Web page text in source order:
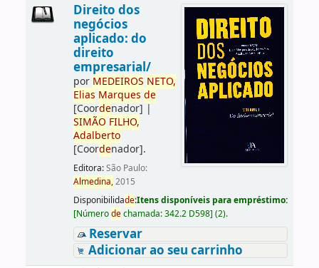
Direito dos
negócios
aplicado: do
direito
empresarial/
por MEDEIROS NETO,
Elias Marques de
[Coordenador] |
SIMÃO FILHO,
Adalberto
[Coordenador].
Editora:São Paulo:
Almedina,2015
Disponibilidade:Itens disponíveis para empréstimo:
[Númerodechamada:342.2 D598] (2).
Reservar
Adicionar ao seu carrinho